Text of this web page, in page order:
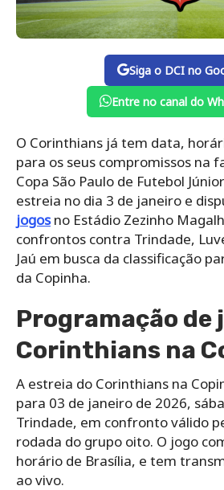
Siga o DCI no
Entre no canal do
O Corinthians já tem data,
para os seus compromissos na
Copa São Paulo de Futebol
estreia no dia 3 de janeiro e
jogosno Estádio Zezinho
confrontos contra Trindade,
Jaú em busca da classificação
da Copinha.
Programação de
Corinthians na
A estreia do Corinthians na
para 03 de janeiro de 2026,
Trindade, em confronto válido
rodada do grupo oito. O jogo
horário de Brasília, e tem
ao vivo.